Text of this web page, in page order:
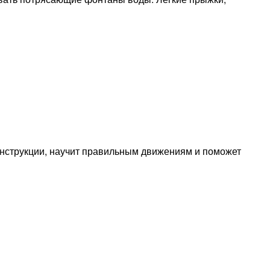
научит правильным движениям и поможет